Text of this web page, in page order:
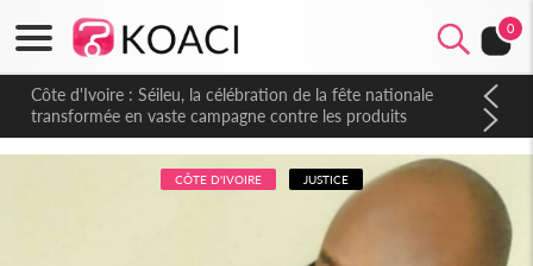
0
Côte d'Ivoire : Séileu, la célébration de la fête nationale
transformée en vaste campagne contre les produits
dépigmentants dangereux
CÔTE D'IVOIRE JUSTICE